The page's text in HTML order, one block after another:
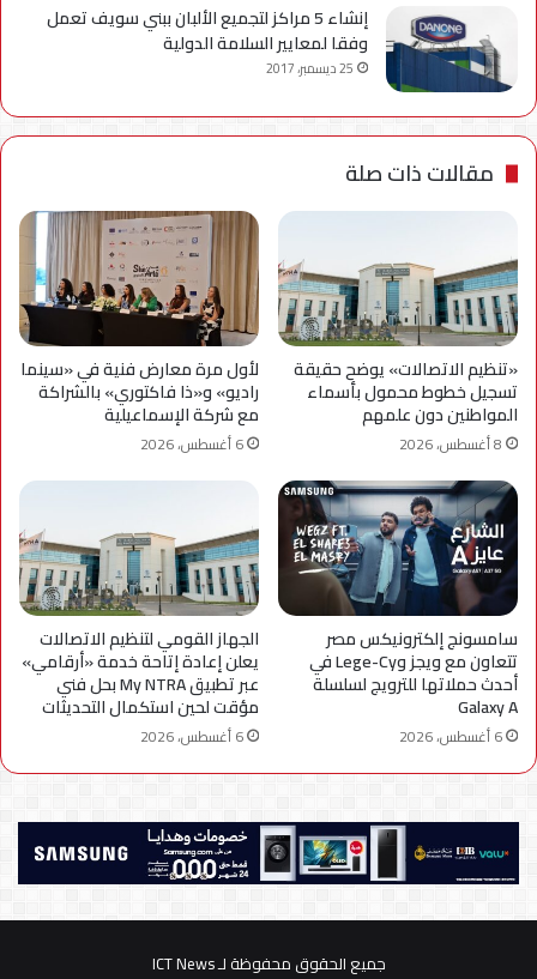
إنشاء 5 مراكز لتجميع الألبان ببني سويف تعمل
وفقا لمعايير السلامة الدولية
25 ديسمبر، 2017
مقالات ذات صلة
«تنظيم الاتصالات» يوضح حقيقة
تسجيل خطوط محمول بأسماء
المواطنين دون علمهم
8 أغسطس، 2026
لأول مرة معارض فنية في «سينما
راديو» و«ذا فاكتوري» بالشراكة
مع شركة الإسماعيلية
6 أغسطس، 2026
سامسونج إلكترونيكس مصر
تتعاون مع ويجز وLege-Cy في
أحدث حملاتها للترويج لسلسلة
Galaxy A
6 أغسطس، 2026
الجهاز القومي لتنظيم الاتصالات
يعلن إعادة إتاحة خدمة «أرقامي»
عبر تطبيق My NTRA بحل فني
مؤقت لحين استكمال التحديثات
6 أغسطس، 2026
جميع الحقوق محفوظة لـ ICT News